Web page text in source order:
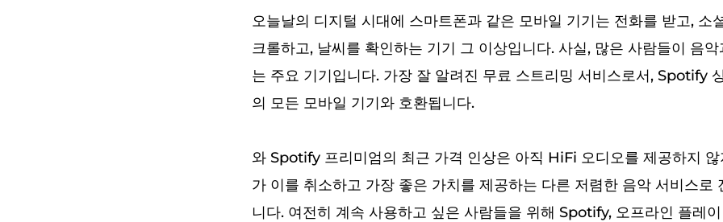
오늘날의 디지털 시대에 스마트폰과 같은 모바일 기기는 전화를 받고, 소
크롤하고, 날씨를 확인하는 기기 그 이상입니다. 사실, 많은 사람들이 음
는 주요 기기입니다. 가장 잘 알려진 무료 스트리밍 서비스로서, Spotify
의 모든 모바일 기기와 호환됩니다.
와 Spotify 프리미엄의 최근 가격 인상은 아직 HiFi 오디오를 제공하지
가 이를 취소하고 가장 좋은 가치를 제공하는 다른 저렴한 음악 서비스로
니다. 여전히 계속 사용하고 싶은 사람들을 위해 Spotify, 오프라인 플레